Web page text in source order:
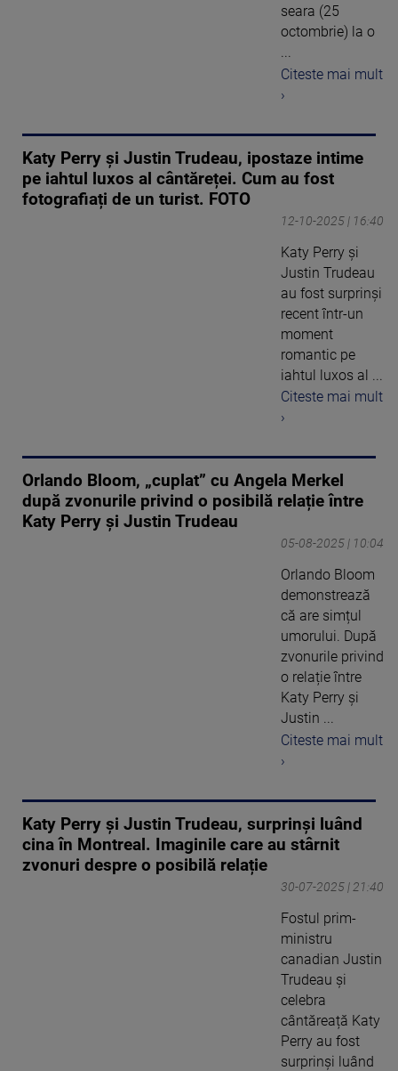
seara (25
octombrie) la o
...
Citeste mai mult
›
Katy Perry și Justin Trudeau, ipostaze intime
pe iahtul luxos al cântăreței. Cum au fost
fotografiați de un turist. FOTO
12-10-2025 | 16:40
Katy Perry și
Justin Trudeau
au fost surprinși
recent într-un
moment
romantic pe
iahtul luxos al ...
Citeste mai mult
›
Orlando Bloom, „cuplat” cu Angela Merkel
după zvonurile privind o posibilă relație între
Katy Perry și Justin Trudeau
05-08-2025 | 10:04
Orlando Bloom
demonstrează
că are simțul
umorului. După
zvonurile privind
o relație între
Katy Perry și
Justin ...
Citeste mai mult
›
Katy Perry și Justin Trudeau, surprinși luând
cina în Montreal. Imaginile care au stârnit
zvonuri despre o posibilă relație
30-07-2025 | 21:40
Fostul prim-
ministru
canadian Justin
Trudeau și
celebra
cântăreață Katy
Perry au fost
surprinși luând